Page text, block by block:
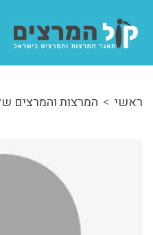
ראשי המרצות והמרצים